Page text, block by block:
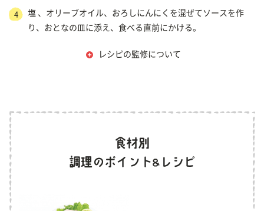
4
塩 、オリーブオイル、おろしにんにくを混ぜてソースを作
り、おとなの皿に添え、食べる直前にかける。
レシピの監修について